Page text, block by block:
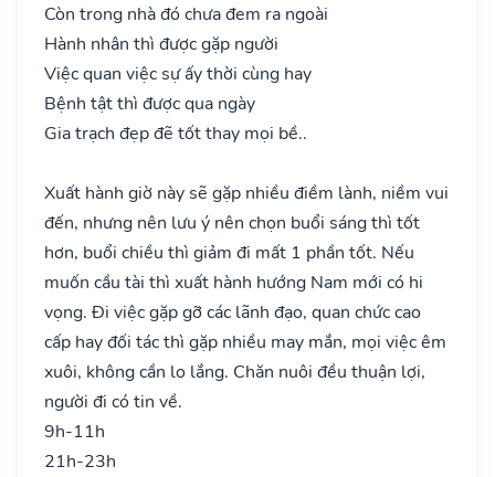
Còn trong nhà đó chưa đem ra ngoài
Hành nhân thì được gặp người
Việc quan việc sự ấy thời cùng hay
Bệnh tật thì được qua ngày
Gia trạch đẹp đẽ tốt thay mọi bề..
Xuất hành giờ này sẽ gặp nhiều điềm lành, niềm vui
đến, nhưng nên lưu ý nên chọn buổi sáng thì tốt
hơn, buổi chiều thì giảm đi mất 1 phần tốt. Nếu
muốn cầu tài thì xuất hành hướng Nam mới có hi
vọng. Đi việc gặp gỡ các lãnh đạo, quan chức cao
cấp hay đối tác thì gặp nhiều may mắn, mọi việc êm
xuôi, không cần lo lắng. Chăn nuôi đều thuận lợi,
người đi có tin về.
9h-11h
21h-23h